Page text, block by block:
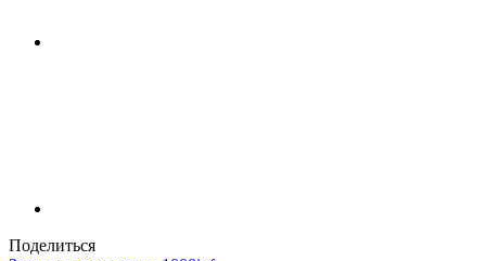
Поделиться